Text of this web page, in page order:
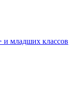
и младших классов